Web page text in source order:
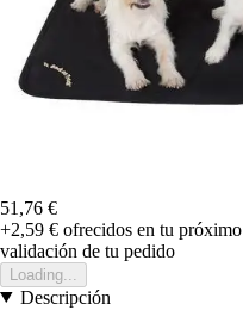
51,76 €
+2,59 € ofrecidos en tu
validación de tu pedido
Loading...
Descripción